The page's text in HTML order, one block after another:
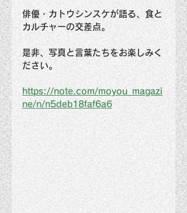
俳優・カトウシンスケが語る、食と
カルチャーの交差点。
是非、写真と言葉たちをお楽しみく
ださい。
https://note.com/moyou_magazi
ne/n/n5deb18faf6a6